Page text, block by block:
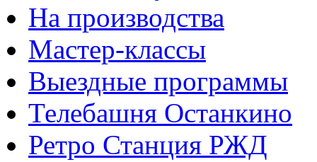
На производства
Мастер-классы
Выездные программы
Телебашня Останкино
Ретро Станция РЖД